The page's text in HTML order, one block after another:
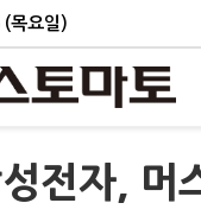
목요일)
전자, 머